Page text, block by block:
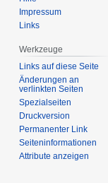
Impressum
Links
Werkzeuge
Links auf diese Seite
Änderungen an
verlinkten Seiten
Spezialseiten
Druckversion
Permanenter Link
Seiten­­informationen
Attribute anzeigen